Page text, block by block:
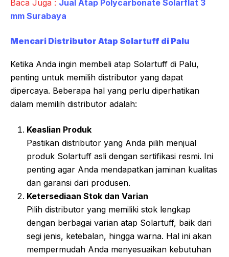
Baca Juga : Jual Atap Polycarbonate Solarflat 3
mm Surabaya
Mencari Distributor Atap Solartuff di Palu
Ketika Anda ingin membeli atap Solartuff di Palu,
penting untuk memilih distributor yang dapat
dipercaya. Beberapa hal yang perlu diperhatikan
dalam memilih distributor adalah:
Keaslian Produk
Pastikan distributor yang Anda pilih menjual
produk Solartuff asli dengan sertifikasi resmi. Ini
penting agar Anda mendapatkan jaminan kualitas
dan garansi dari produsen.
Ketersediaan Stok dan Varian
Pilih distributor yang memiliki stok lengkap
dengan berbagai varian atap Solartuff, baik dari
segi jenis, ketebalan, hingga warna. Hal ini akan
mempermudah Anda menyesuaikan kebutuhan